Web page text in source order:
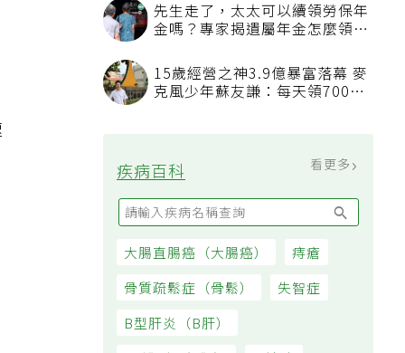
先生走了，太太可以續領勞保年
看順位還要看資格
15歲經營之神3.9億暴富落幕 麥
疾病百科